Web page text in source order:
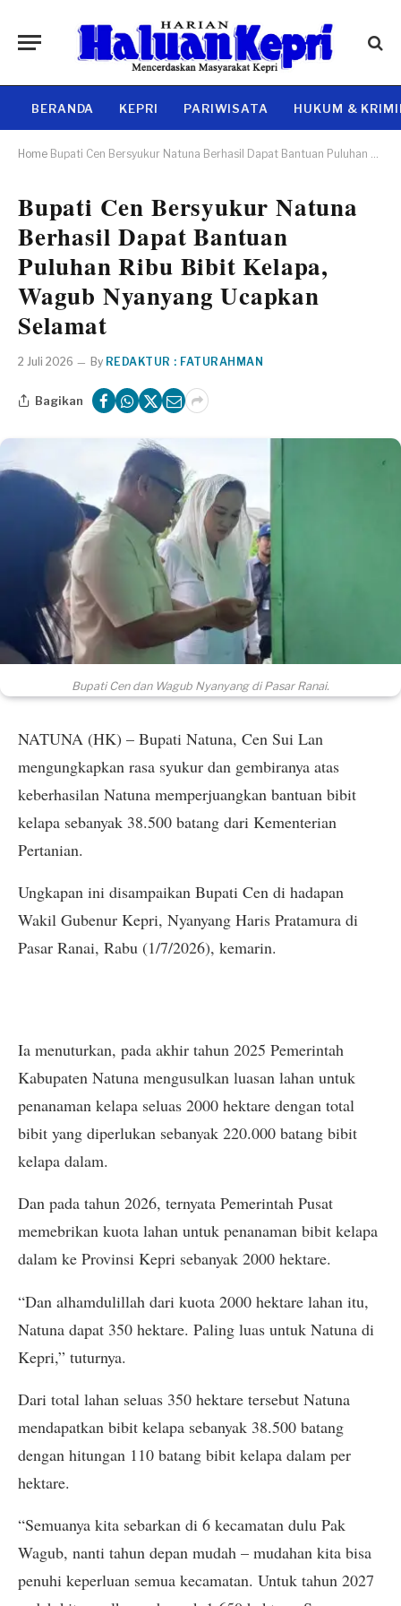
BERANDA KEPRI PARIWISATA HUKUM &
Home Bupati Cen Bersyukur Natuna Berhasil Dapat Bantuan Puluhan Ribu Bibit Kelapa, Wagub Nyanyang Ucapkan Selamat
Bupati Cen Bersyukur Natuna
Berhasil Dapat Bantuan
Puluhan Ribu Bibit Kelapa,
Wagub Nyanyang Ucapkan
Selamat
2 Juli 2026 By REDAKTUR : FATURAHMAN
Bagikan
Bupati Cen dan Wagub Nyanyang di Pasar Ranai.
NATUNA (HK) – Bupati Natuna, Cen Sui Lan
mengungkapkan rasa syukur dan gembiranya atas
keberhasilan Natuna memperjuangkan bantuan bibit
kelapa sebanyak 38.500 batang dari Kementerian
Pertanian.
Ungkapan ini disampaikan Bupati Cen di hadapan
Wakil Gubenur Kepri, Nyanyang Haris Pratamura di
Pasar Ranai, Rabu (1/7/2026), kemarin.
Ia menuturkan, pada akhir tahun 2025 Pemerintah
Kabupaten Natuna mengusulkan luasan lahan untuk
penanaman kelapa seluas 2000 hektare dengan total
bibit yang diperlukan sebanyak 220.000 batang bibit
kelapa dalam.
Dan pada tahun 2026, ternyata Pemerintah Pusat
memebrikan kuota lahan untuk penanaman bibit kelapa
dalam ke Provinsi Kepri sebanyak 2000 hektare.
“Dan alhamdulillah dari kuota 2000 hektare lahan itu,
Natuna dapat 350 hektare. Paling luas untuk Natuna di
Kepri,” tuturnya.
Dari total lahan seluas 350 hektare tersebut Natuna
mendapatkan bibit kelapa sebanyak 38.500 batang
dengan hitungan 110 batang bibit kelapa dalam per
hektare.
“Semuanya kita sebarkan di 6 kecamatan dulu Pak
Wagub, nanti tahun depan mudah – mudahan kita bisa
penuhi keperluan semua kecamatan. Untuk tahun 2027